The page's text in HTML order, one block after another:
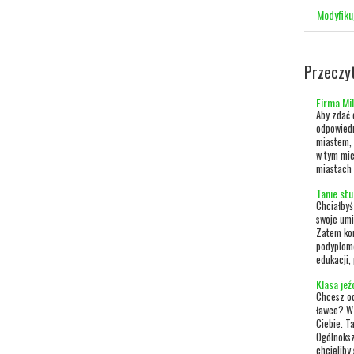
Firma
Aby
w tym
miastach
Tanie
swoje
Zatem
edukacji,
Klasa
Chcesz
ławce?
Ciebie.
chcieliby